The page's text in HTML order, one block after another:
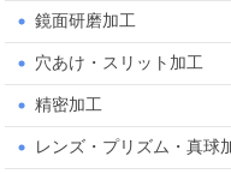
鏡面研磨加工
穴あけ・スリット加工
精密加工
レンズ・プリズム・真球